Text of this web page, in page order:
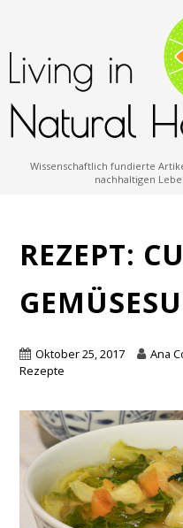
Wissenschaftlich fundierte
nachhaltigen
REZEPT:
Oktober 25, 2017 Ana
Rezepte